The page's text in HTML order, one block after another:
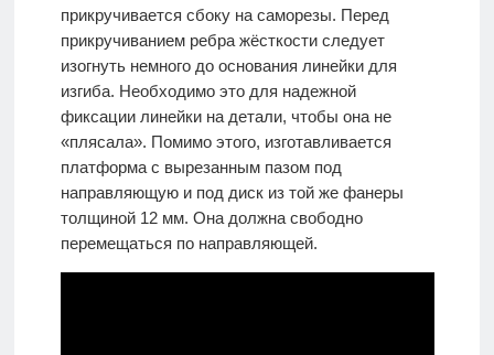
прикручивается сбоку на саморезы. Перед
прикручиванием ребра жёсткости следует
изогнуть немного до основания линейки для
изгиба. Необходимо это для надежной
фиксации линейки на детали, чтобы она не
«плясала». Помимо этого, изготавливается
платформа с вырезанным пазом под
направляющую и под диск из той же фанеры
толщиной 12 мм. Она должна свободно
перемещаться по направляющей.